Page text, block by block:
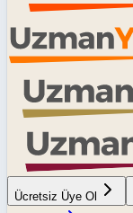
Ücretsiz Üye Ol